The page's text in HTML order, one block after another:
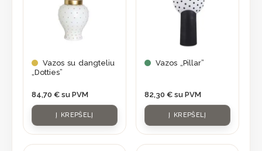
Vazos su dangteliu
„Dotties”
84,70 € su PVM
Į KREPŠELĮ
Vazos „Pillar”
82,30 € su PVM
Į KREPŠELĮ